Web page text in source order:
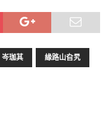
岑珈其 緣路山旮旯